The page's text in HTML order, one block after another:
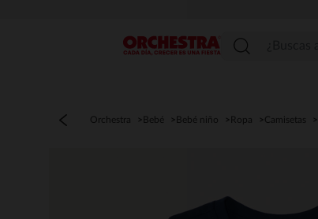
Menú
Orchestra Bebé Bebé niño Ropa Camisetas